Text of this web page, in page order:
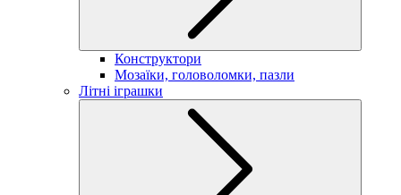
Конструктори
Мозаїки, головоломки, пазли
Літні іграшки